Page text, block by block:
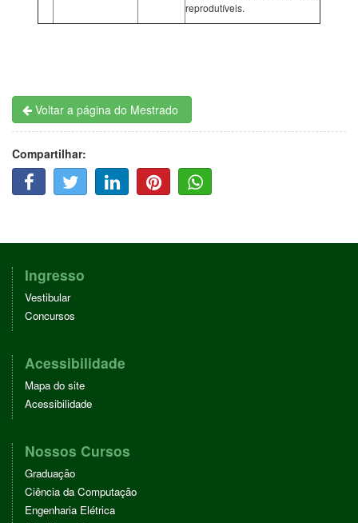
reprodutíveis.
Voltar a página do Mestrado
Compartilhar:
A
B
O
K
W
T
R
I
E
I
E
W
H
T
Ingresso
Vestibular
Concursos
Acessibilidade
Mapa do site
Acessibilidade
Nossos Cursos
Graduação
Ciência da Computação
Engenharia Elétrica